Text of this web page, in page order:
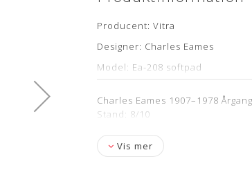
Producent: Vitra
Designer: Charles Eames
Model: Ea-208 softpad
Stand: Renoveret og polstret
Mål: H: 83 x B: 52,5 x D: 59 x
Charles Eames 1907–1978
Stand: 8/10
Vis mer